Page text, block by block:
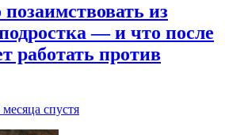
из
— и что после
работать против
месяца спустя